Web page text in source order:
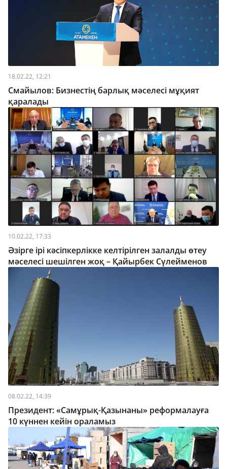
18.02.22, 12:21
Смайылов: Бизнестің барлық мәселесі мұқият
қаралады
10.02.22, 17:33
Әзірге ірі кәсіпкерлікке келтірілген залалды өтеу
мәселесі шешілген жоқ – Қайырбек Сүлейменов
08.02.22, 14:39
Президент: «Самұрық-Қазынаны» реформалауға
10 күннен кейін ораламыз